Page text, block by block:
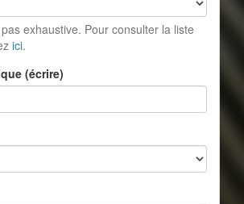
exhaustive. Pour consulter la liste
ici.
(écrire)